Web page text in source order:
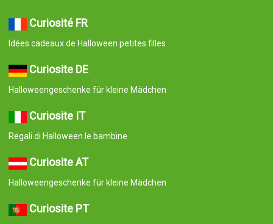
Curiosité FR
Idées cadeaux de Halloween petites filles
Curiosite DE
Halloweengeschenke für kleine Mädchen
Curiosite IT
Regali di Halloween le bambine
Curiosite AT
Halloweengeschenke für kleine Mädchen
Curiosite PT